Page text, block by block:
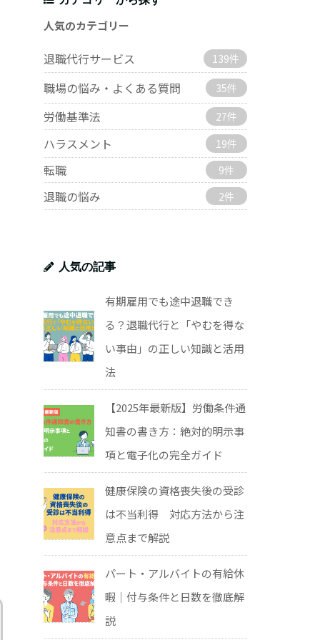
人気のカテゴリー
退職代行サービス 139件
職場の悩み・よくある質問 35件
労働基準法 27件
ハラスメント 19件
転職 9件
退職の悩み 2件
人気の記事
有期雇用でも途中退職でき
る？退職代行と「やむを得な
い事由」の正しい知識と活用
法
【2025年最新版】労働条件通
知書の書き方：絶対的明示事
項と電子化の完全ガイド
健康保険の資格喪失後の受診
は不当利得 対応方法から注
意点まで解説
パート・アルバイトの有給休
暇｜付与条件と日数を徹底解
説